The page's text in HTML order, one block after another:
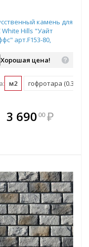
(9.6 м2)
выгоднее!
камень для
Hills "Уайт
арт.F153-80,
Хорошая цена!
м2 гофротара (0.35 м2)
3 690 00 ₽